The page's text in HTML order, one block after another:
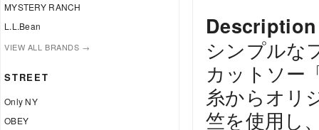
MYSTERY RANCH
L.L.Bean
VIEW ALL BRANDS →
STREET
Only NY
OBEY
Description
シンプルな
カットソー
糸からオリ
竺を使用し